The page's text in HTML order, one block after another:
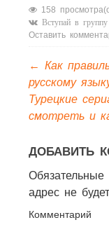
158
Вступай в
Оставить
← Как
русскому
Турецкие
смотреть и
ДОБАВИТЬ
адрес не
Комментарий